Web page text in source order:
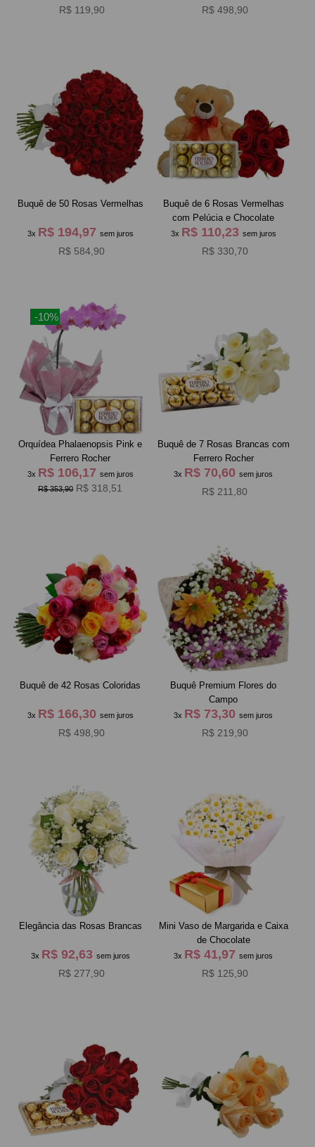
R$ 119,90 R$ 498,90
Buquê de 50 Rosas Vermelhas
3x R$ 194,97 sem juros
R$ 584,90
Buquê de 6 Rosas Vermelhas
com Pelúcia e Chocolate
3x R$ 110,23 sem juros
R$ 330,70
-10%
Orquídea Phalaenopsis Pink e
Ferrero Rocher
3x R$ 106,17 sem juros
R$ 353,90 R$ 318,51
Buquê de 7 Rosas Brancas com
Ferrero Rocher
3x R$ 70,60sem juros
R$ 211,80
Buquê de 42 Rosas Coloridas
3x R$ 166,30 sem juros
R$ 498,90
Buquê Premium Flores do
Campo
3x R$ 73,30sem juros
R$ 219,90
Elegância das Rosas Brancas
3x R$ 92,63 sem juros
R$ 277,90
Mini Vaso de Margarida e Caixa
de Chocolate
3x R$ 41,97sem juros
R$ 125,90